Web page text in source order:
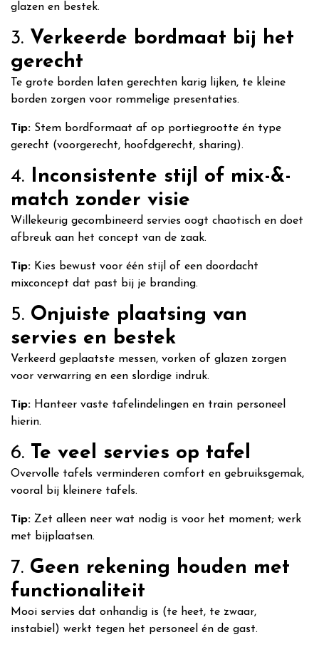
glazen en bestek.
3. Verkeerde bordmaat bij het
gerecht
Te grote borden laten gerechten karig lijken, te kleine
borden zorgen voor rommelige presentaties.
Tip: Stem bordformaat af op portiegrootte én type
gerecht (voorgerecht, hoofdgerecht, sharing).
4. Inconsistente stijl of mix-&-
match zonder visie
Willekeurig gecombineerd servies oogt chaotisch en doet
afbreuk aan het concept van de zaak.
Tip: Kies bewust voor één stijl of een doordacht
mixconcept dat past bij je branding.
5. Onjuiste plaatsing van
servies en bestek
Verkeerd geplaatste messen, vorken of glazen zorgen
voor verwarring en een slordige indruk.
Tip: Hanteer vaste tafelindelingen en train personeel
hierin.
6. Te veel servies op tafel
Overvolle tafels verminderen comfort en gebruiksgemak,
vooral bij kleinere tafels.
Tip: Zet alleen neer wat nodig is voor het moment; werk
met bijplaatsen.
7. Geen rekening houden met
functionaliteit
Mooi servies dat onhandig is (te heet, te zwaar,
instabiel) werkt tegen het personeel én de gast.